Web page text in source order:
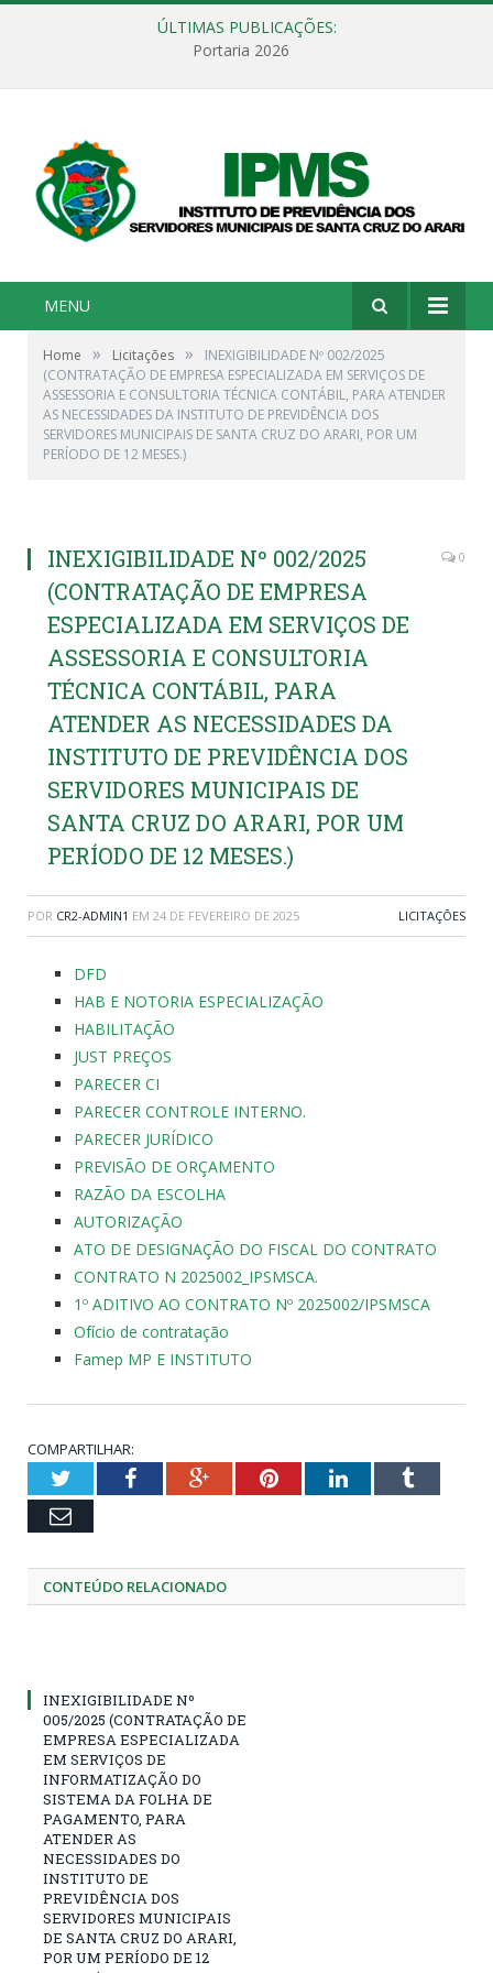
ÚLTIMAS PUBLICAÇÕES:
Portaria 2026
MENU
Home » Licitações »
INEXIGIBILIDADE Nº 002/2025
(CONTRATAÇÃO DE EMPRESA ESPECIALIZADA EM SERVIÇOS DE
ASSESSORIA E CONSULTORIA TÉCNICA CONTÁBIL, PARA ATENDER
AS NECESSIDADES DA INSTITUTO DE PREVIDÊNCIA DOS
SERVIDORES MUNICIPAIS DE SANTA CRUZ DO ARARI, POR UM
PERÍODO DE 12 MESES.)
INEXIGIBILIDADE Nº 002/2025
(CONTRATAÇÃO DE EMPRESA
ESPECIALIZADA EM SERVIÇOS DE
ASSESSORIA E CONSULTORIA
TÉCNICA CONTÁBIL, PARA
ATENDER AS NECESSIDADES DA
INSTITUTO DE PREVIDÊNCIA DOS
SERVIDORES MUNICIPAIS DE
SANTA CRUZ DO ARARI, POR UM
PERÍODO DE 12 MESES.)
0
POR CR2-ADMIN1 EM 24 DE FEVEREIRO DE 2025 LICITAÇÕES
DFD
HAB E NOTORIA ESPECIALIZAÇÃO
HABILITAÇÃO
JUST PREÇOS
PARECER CI
PARECER CONTROLE INTERNO.
PARECER JURÍDICO
PREVISÃO DE ORÇAMENTO
RAZÃO DA ESCOLHA
AUTORIZAÇÃO
ATO DE DESIGNAÇÃO DO FISCAL DO CONTRATO
CONTRATO N 2025002_IPSMSCA.
1º ADITIVO AO CONTRATO Nº 2025002/IPSMSCA
Ofício de contratação
Famep MP E INSTITUTO
COMPARTILHAR:
TwitterFacebookGoogle+PinterestLinkedInTumblr
Email
CONTEÚDO RELACIONADO
INEXIGIBILIDADE Nº
005/2025 (CONTRATAÇÃO DE
EMPRESA ESPECIALIZADA
EM SERVIÇOS DE
INFORMATIZAÇÃO DO
SISTEMA DA FOLHA DE
PAGAMENTO, PARA
ATENDER AS
NECESSIDADES DO
INSTITUTO DE
PREVIDÊNCIA DOS
SERVIDORES MUNICIPAIS
DE SANTA CRUZ DO ARARI,
POR UM PERÍODO DE 12